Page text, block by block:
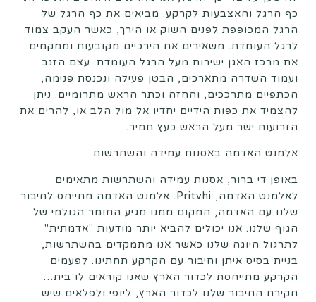
כף הרגל והאצבעות לקרקע. מביאים את כף הרגל של
הרגל המכופפת לפנים השוק או הירך, כאשר העקב צמוד
לרגל העומדת. משאירים את הירכיים מקובעות וממקמים
את מרכז האגן ישירות מעל הרגל העומדת. עצם הזנב
ועמוד השדרה מתארכים, הבטן פעילה ונכנסת פנימה,
הכתפיים מתרככים, והחזה וכתר הראש מתרומיים. ניתן
להצמיד את כפות הידיים יחדיו אל מול הלב או, להרים את
הזרועות ישר מעל הראש כעץ תמיר.
אלמנט האדמה באסנות עמידה והשתרשות
באופן די ברור, אסנות עמידה והשתרשות מתאימים
לאלמנט האדמה, Pritvhi. אלמנט האדמה מתייחס לחיבור
שלנו עם האדמה, המקום ממנו מגיע החומר הגולמי של
הגוף שלנו. אנו יכולים להביא יותר מודעות "אדמתית"
לתרגול היוגה שלנו כאשר אנו מתמקדים בהשתרשות,
בניית בסיס איתן וחיבור עם הקרקע תחתינו. לפעמים
הקרקע מתייחסת לכדור הארץ שאנו קוראים לו בית…
חקירת החיבור שלנו לכדור הארץ, ליופי ולפלאים שיש